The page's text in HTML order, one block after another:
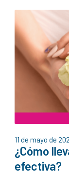
11 de mayo de
¿Cómo
efectiva?